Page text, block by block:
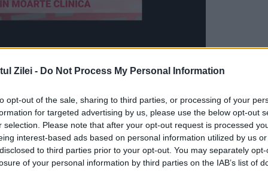
Zilei - Do Not Process My Personal Information
opt-out of the sale, sharing to third parties, or processing of your
for targeted advertising by us, please use the below opt-out
selection. Please note that after your opt-out request is processed
interest-based ads based on personal information utilized by us
to third parties prior to your opt-out. You may separately
of your personal information by third parties on the IAB’s list of
pentru emisiunea „Bravo, ai stil”, doar 10 au
analizate atent și jurizare de către Maurice
o tânără de 24 de ani care a reușit să se
„Bravo, ai stil”. Ea vine de la Timișoara și